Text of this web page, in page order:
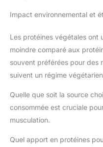
Impact environnemental et
Les protéines végétales ont
moindre comparé aux
souvent préférées pour des
suivent un régime
Quelle que soit la source
consommée est cruciale
musculation.
Quel apport en protéines